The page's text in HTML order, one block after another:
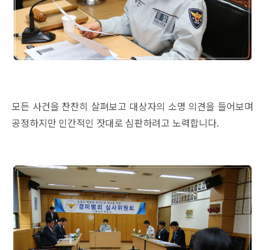
모든 사건을 찬찬히 살펴보고 대상자의 소명 의견을 들어보며
공정하지만 인간적인 잣대로 심판하려고 노력합니다.